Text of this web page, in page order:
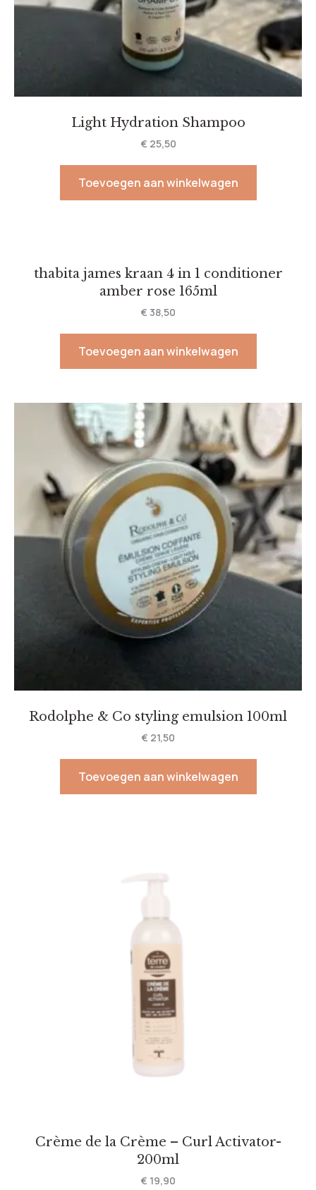
Light Hydration Shampoo
€ 25,50
Toevoegen aan winkelwagen
thabita james kraan 4 in 1 conditioner
amber rose 165ml
€ 38,50
Toevoegen aan winkelwagen
Rodolphe & Co styling emulsion 100ml
€ 21,50
Toevoegen aan winkelwagen
Crème de la Crème – Curl Activator-
200ml
€ 19,90